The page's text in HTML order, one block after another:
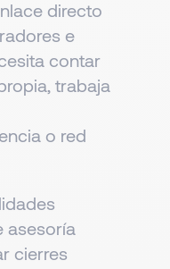
directo
e
contar
trabaja
o red
asesoría
cierres